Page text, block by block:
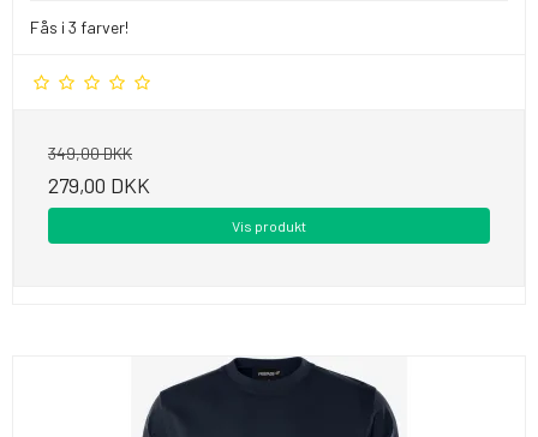
Fås i 3 farver!
349,00 DKK
279,00 DKK
Vis produkt